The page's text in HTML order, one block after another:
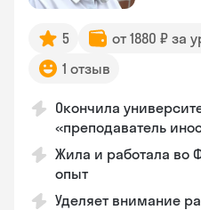
5 от 1880 ₽ за
1 отзыв
Окончила
«преподаватель
Жила и работала во
опыт
Уделяет внимание